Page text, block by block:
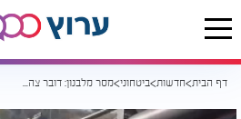
דף הבית חדשות ביטחוני מסר מלבנון: דובר צה"ל מצלם מתוך רכב חיזבאללה שהוחרם